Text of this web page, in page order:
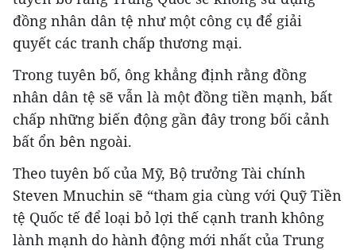
đồng nhân dân tệ như một công cụ để giải
quyết các tranh chấp thương mại.
Trong tuyên bố, ông khẳng định rằng đồng
nhân dân tệ sẽ vẫn là một đồng tiền mạnh, bất
chấp những biến động gần đây trong bối cảnh
bất ổn bên ngoài.
Theo tuyên bố của Mỹ, Bộ trưởng Tài chính
Steven Mnuchin sẽ “tham gia cùng với Quỹ Tiền
tệ Quốc tế để loại bỏ lợi thế cạnh tranh không
lành mạnh do hành động mới nhất của Trung